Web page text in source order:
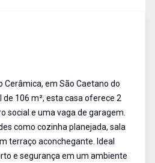
Cerâmica, em São Caetano do
106 m², esta casa oferece 2
social e uma vaga de garagem.
como cozinha planejada, sala
terraço aconchegante. Ideal
e segurança em um ambiente